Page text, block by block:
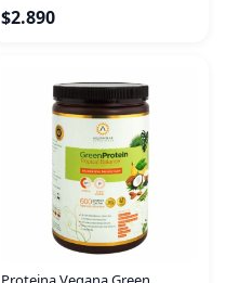
$2.890